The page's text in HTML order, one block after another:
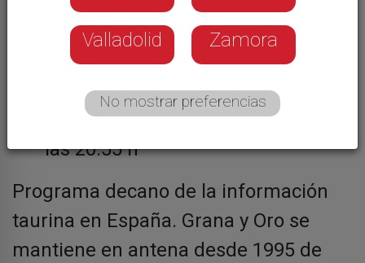
Viernes, La 7 - 11:00 h y sábado a
las 12:45 h
Sábado, La 8 - 15:25 h y domingo a
las 20:55 h
Programa decano de la información
taurina en España. Grana y Oro se
mantiene en antena desde 1995 de
Valladolid Zamora
No mostrar preferencias